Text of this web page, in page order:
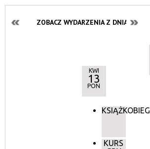
ZOBACZ WYDARZENIA Z DNIA:
KWI
13
PON
KSIĄŻKOBIEG
KURS